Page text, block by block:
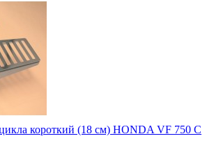
короткий (18 см) HONDA VF 750 C